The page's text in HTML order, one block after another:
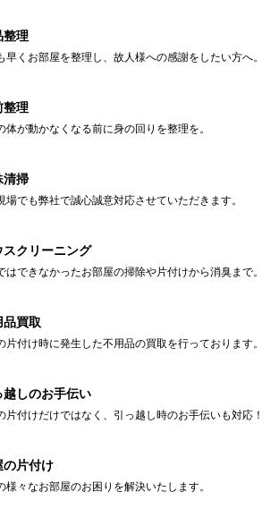
整理
早くお部屋を整理し、故人様への感謝をしたい方へ。
整理
体が動かなくなる前に身の回りを整理を。
清掃
場でも弊社で誠心誠意対応させていただきます。
スクリーニング
はできなかったお部屋の掃除や片付けから消臭まで。
品買取
片付け時に発生した不用品の買取を行っております。
越しのお手伝い
片付けだけではなく、引っ越し時のお手伝いも対応！
の片付け
様々なお部屋のお困りを解決いたします。